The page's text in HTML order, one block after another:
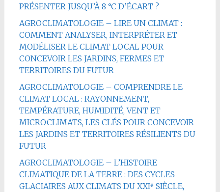
PRÉSENTER JUSQU’À 8 °C D’ÉCART ?
AGROCLIMATOLOGIE – LIRE UN CLIMAT :
COMMENT ANALYSER, INTERPRÉTER ET
MODÉLISER LE CLIMAT LOCAL POUR
CONCEVOIR LES JARDINS, FERMES ET
TERRITOIRES DU FUTUR
AGROCLIMATOLOGIE – COMPRENDRE LE
CLIMAT LOCAL : RAYONNEMENT,
TEMPÉRATURE, HUMIDITÉ, VENT ET
MICROCLIMATS, LES CLÉS POUR CONCEVOIR
LES JARDINS ET TERRITOIRES RÉSILIENTS DU
FUTUR
AGROCLIMATOLOGIE – L’HISTOIRE
CLIMATIQUE DE LA TERRE : DES CYCLES
GLACIAIRES AUX CLIMATS DU XXIᵉ SIÈCLE,